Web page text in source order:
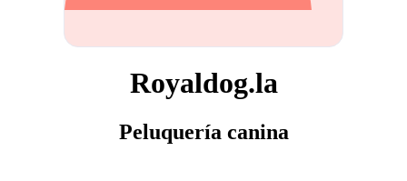
Royaldog.la
Peluquería canina